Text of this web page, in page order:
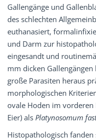
Gallengänge und
des schlechten
euthanasiert,
und Darm zur
eingesandt und
mm dicken
große Parasiten heraus
morphologischen
ovale Hoden im
Eier) als Platynosomum
Histopathologisch